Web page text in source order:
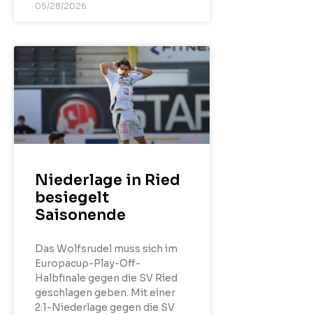
05/28/2026
Niederlage in Ried
besiegelt
Saisonende
Das Wolfsrudel muss sich im
Europacup-Play-Off-
Halbfinale gegen die SV Ried
geschlagen geben. Mit einer
2:1-Niederlage gegen die SV